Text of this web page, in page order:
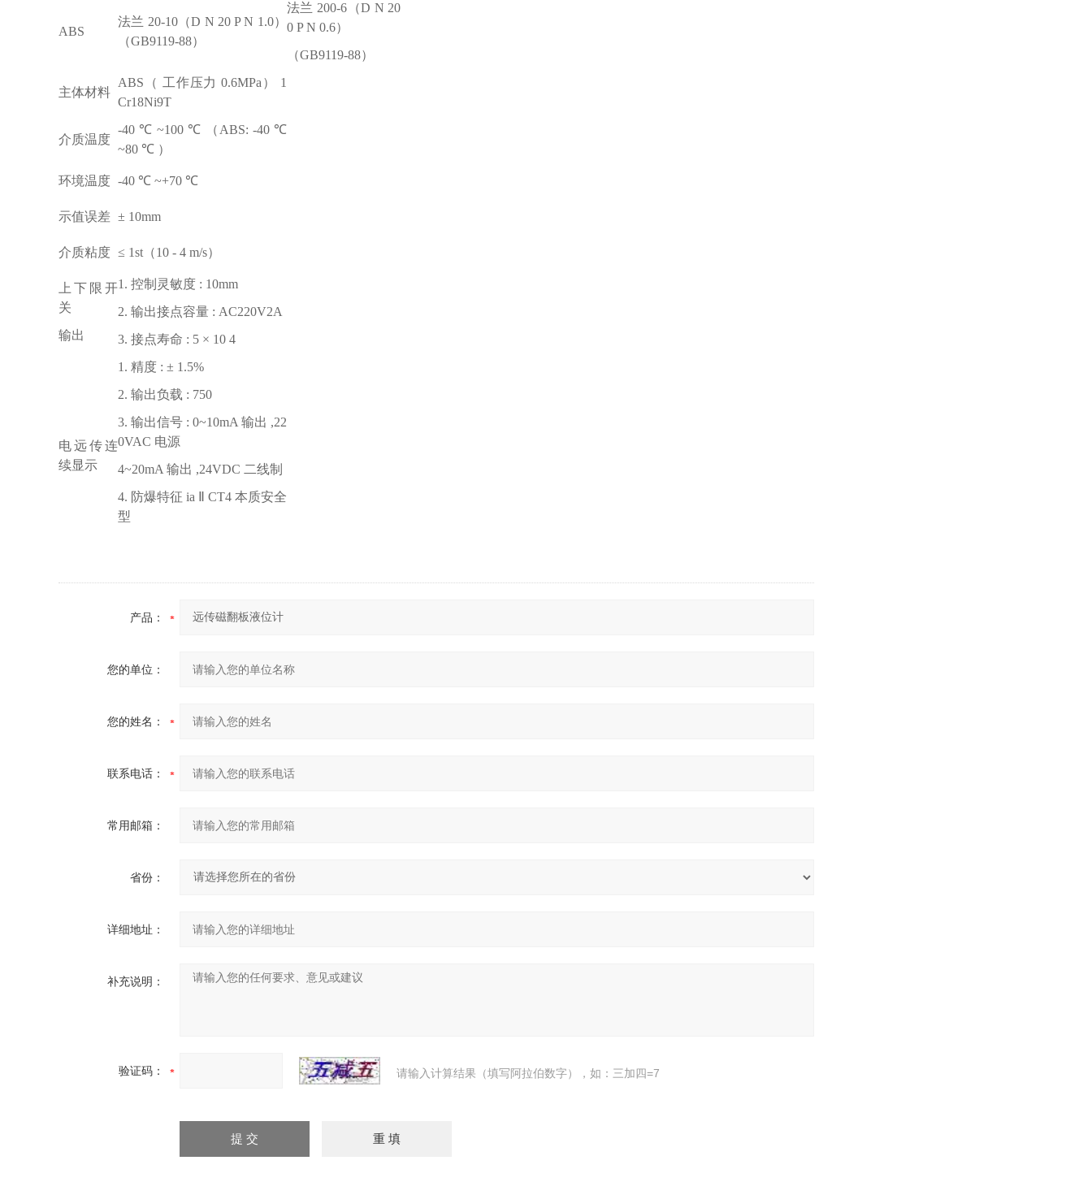
ABS
法兰 20-10（D N 20 P N 1.0）
（GB9119-88）
法兰 200-6（D N 20
0 P N 0.6）
（GB9119-88）
主体材料
ABS（ 工作压力 0.6MPa） 1
Cr18Ni9T
介质温度
-40 ℃ ~100 ℃ （ABS: -40 ℃
~80 ℃ ）
环境温度 -40 ℃ ~+70 ℃
示值误差 ± 10mm
介质粘度 ≤ 1st（10 - 4 m/s）
上下限开
关
输出
1. 控制灵敏度 : 10mm
2. 输出接点容量 : AC220V2A
3. 接点寿命 : 5 × 10 4
电远传连
续显示
1. 精度 : ± 1.5%
2. 输出负载 : 750
3. 输出信号 : 0~10mA 输出 ,22
0VAC 电源
4~20mA 输出 ,24VDC 二线制
4. 防爆特征 ia Ⅱ CT4 本质安全
型
产品：
您的单位：
您的姓名：
联系电话：
常用邮箱：
省份：
详细地址：
补充说明：
验证码： 请输入计算结果（填写阿拉伯数字），如：三加四=7